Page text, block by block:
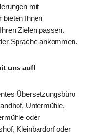
mit
bieten Ihnen
Zielen passen,
Sprache ankommen.
uns auf!
Übersetzungsbüro
Untermühle,
oder
Kleinbardorf oder